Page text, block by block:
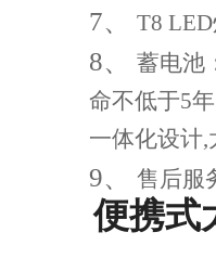
7、 T8
8、 蓄电池
命不低于5
一体化设计,
9、 售后服
便携式